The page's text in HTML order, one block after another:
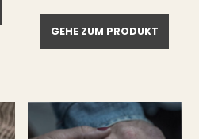
GEHE ZUM PRODUKT